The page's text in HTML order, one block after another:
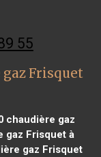
55
Frisquet
chaudière gaz
gaz Frisquet à
gaz Frisquet